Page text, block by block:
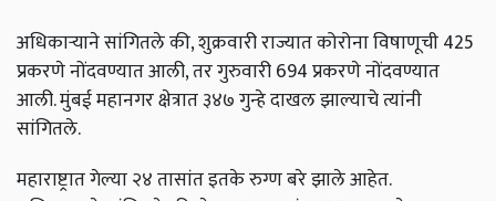
अधिकाऱ्याने सांगितले की, शुक्रवारी राज्यात कोरोना विषाणूची 425
प्रकरणे नोंदवण्यात आली, तर गुरुवारी 694 प्रकरणे नोंदवण्यात
आली. मुंबई महानगर क्षेत्रात ३४७ गुन्हे दाखल झाल्याचे त्यांनी
सांगितले.
महाराष्ट्रात गेल्या २४ तासांत इतके रुग्ण बरे झाले आहेत.